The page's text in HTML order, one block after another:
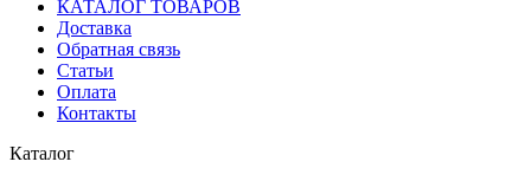
КАТАЛОГ ТОВАРОВ
Доставка
Обратная связь
Статьи
Оплата
Контакты
Каталог